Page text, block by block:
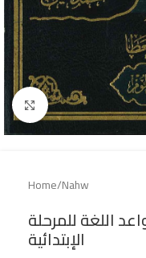
Click to enlarge
Home/Nahw
اللغة للمرحلة
الإبتدائية